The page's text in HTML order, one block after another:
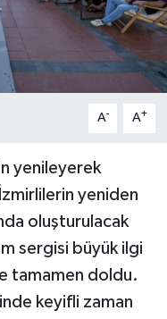
A- A+
yenileyerek
yeniden
oluşturulacak
sergisi büyük ilgi
tamamen doldu.
keyifli zaman